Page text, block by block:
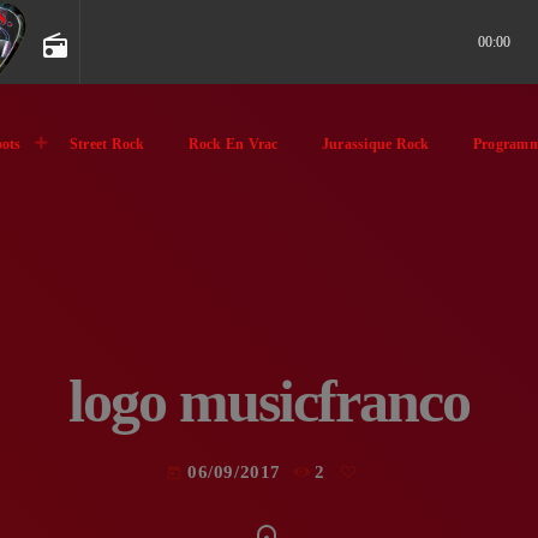
radio 00:00
Street Rock Rock En Vrac Jurassique Rock
logo musicfranco
06/09/2017 2